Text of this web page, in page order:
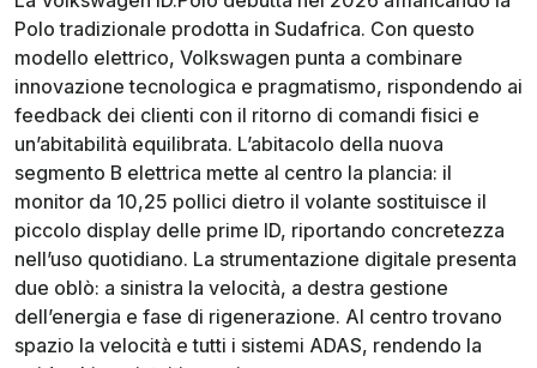
Polo tradizionale prodotta in Sudafrica. Con questo
modello elettrico, Volkswagen punta a combinare
innovazione tecnologica e pragmatismo, rispondendo ai
feedback dei clienti con il ritorno di comandi fisici e
un’abitabilità equilibrata. L’abitacolo della nuova
segmento B elettrica mette al centro la plancia: il
monitor da 10,25 pollici dietro il volante sostituisce il
piccolo display delle prime ID, riportando concretezza
nell’uso quotidiano. La strumentazione digitale presenta
due oblò: a sinistra la velocità, a destra gestione
dell’energia e fase di rigenerazione. Al centro trovano
spazio la velocità e tutti i sistemi ADAS, rendendo la